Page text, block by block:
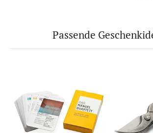
Passende